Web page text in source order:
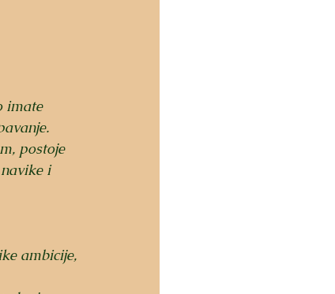
imate
postoje
i
ambicije,